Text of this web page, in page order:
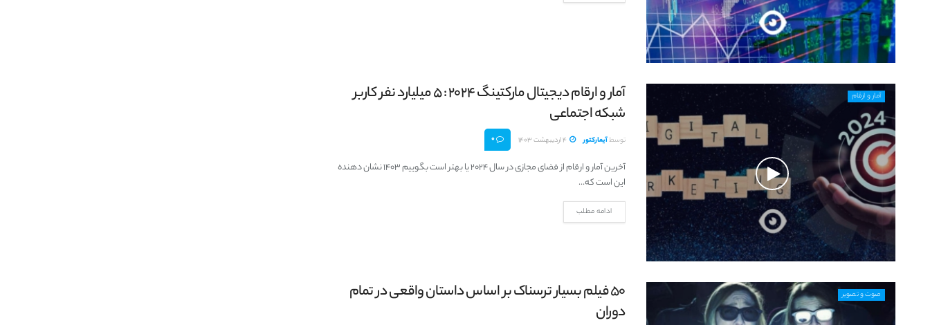
آمار و ارقام
آمار و ارقام دیجیتال مارکتینگ 2024 : 5 میلیارد نفر کاربر
شبکه اجتماعی
توسطآیمارکتور 0
آخرین آمار و ارقام از فضای مجازی در سال 2024 یا بهتر است بگوییم 1403 نشان دهنده
این است که...
ادامه مطلب
صوت و تصویر
50 فیلم بسیار ترسناک بر اساس داستان واقعی در تمام
دوران